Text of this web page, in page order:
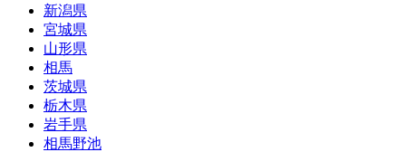
新潟県
宮城県
山形県
相馬
茨城県
栃木県
岩手県
相馬野池